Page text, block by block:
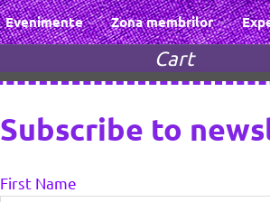
Evenimente Zona membrilor
Cart
Subscribe to
First Name